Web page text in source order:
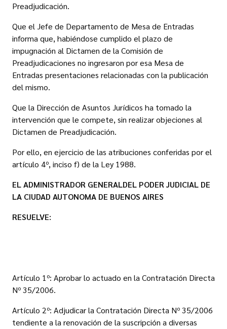
Preadjudicación.
Que el Jefe de Departamento de Mesa de Entradas
informa que, habiéndose cumplido el plazo de
impugnación al Dictamen de la Comisión de
Preadjudicaciones no ingresaron por esa Mesa de
Entradas presentaciones relacionadas con la publicación
del mismo.
Que la Dirección de Asuntos Jurídicos ha tomado la
intervención que le compete, sin realizar objeciones al
Dictamen de Preadjudicación.
Por ello, en ejercicio de las atribuciones conferidas por el
artículo 4º, inciso f) de la Ley 1988.
EL ADMINISTRADOR GENERALDEL PODER JUDICIAL DE
LA CIUDAD AUTONOMA DE BUENOS AIRES
RESUELVE:
Artículo 1º: Aprobar lo actuado en la Contratación Directa
Nº 35/2006.
Artículo 2º: Adjudicar la Contratación Directa Nº 35/2006
tendiente a la renovación de la suscripción a diversas